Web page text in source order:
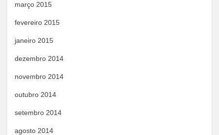
março 2015
fevereiro 2015
janeiro 2015
dezembro 2014
novembro 2014
outubro 2014
setembro 2014
agosto 2014